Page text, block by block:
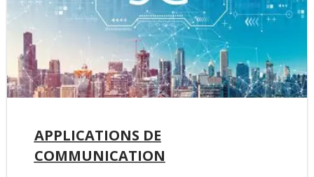
APPLICATIONS DE
COMMUNICATION